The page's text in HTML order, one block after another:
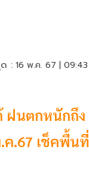
: 16 พ.ค. 67 |
ฝนตกหนักถึง
.67 เช็คพื้นที่